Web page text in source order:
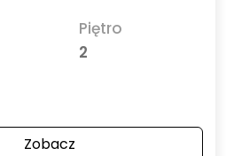
Piętro
2
Zobacz